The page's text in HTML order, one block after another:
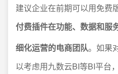
建议企业在前期可以用免费
付费插件在功能、数据和服
细化运营的电商团队。如果
以考虑用九数云BI等BI平台